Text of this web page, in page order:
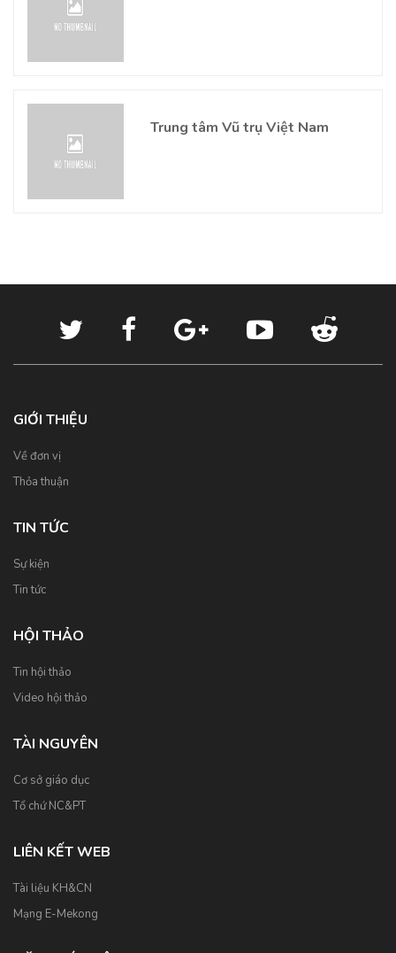
Trung tâm Vũ trụ Việt Nam
GIỚI THIỆU
Về đơn vị
Thỏa thuận
TIN TỨC
Sự kiện
Tin tức
HỘI THẢO
Tin hội thảo
Video hội thảo
TÀI NGUYÊN
Cơ sở giáo dục
Tổ chứ NC&PT
LIÊN KẾT WEB
Tài liệu KH&CN
Mạng E-Mekong